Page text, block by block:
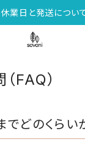
業日と発送につい
FAQ）
でどのくらい